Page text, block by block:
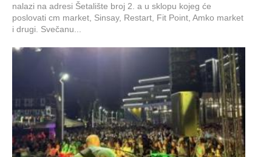
nalazi na adresi Šetalište broj 2. a u sklopu kojeg će
poslovati cm market, Sinsay, Restart, Fit Point, Amko market
i drugi. Svečanu...